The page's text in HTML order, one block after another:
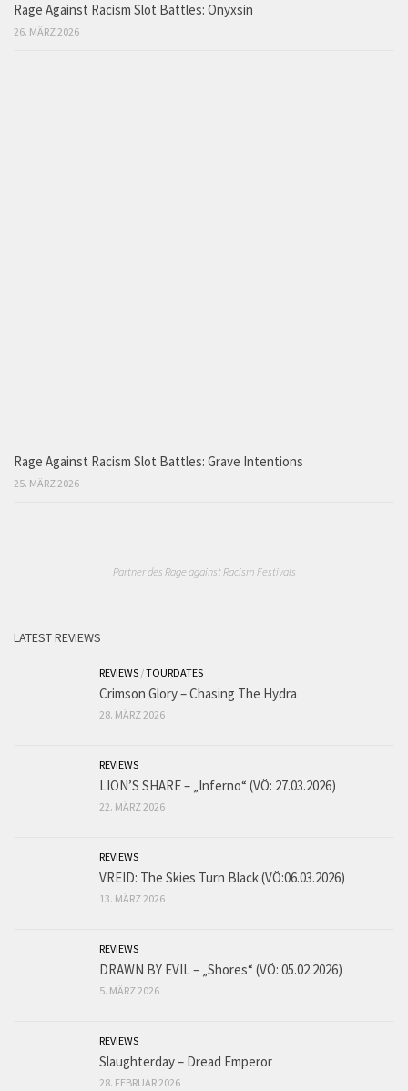
Rage Against Racism Slot Battles: Onyxsin
26. MÄRZ 2026
Rage Against Racism Slot Battles: Grave Intentions
25. MÄRZ 2026
Partner des Rage against Racism Festivals
LATEST REVIEWS
REVIEWS /TOURDATES
Crimson Glory – Chasing The Hydra
28. MÄRZ 2026
REVIEWS
LION’S SHARE – „Inferno“ (VÖ: 27.03.2026)
22. MÄRZ 2026
REVIEWS
VREID: The Skies Turn Black (VÖ:06.03.2026)
13. MÄRZ 2026
REVIEWS
DRAWN BY EVIL – „Shores“ (VÖ: 05.02.2026)
5. MÄRZ 2026
REVIEWS
Slaughterday – Dread Emperor
28. FEBRUAR 2026